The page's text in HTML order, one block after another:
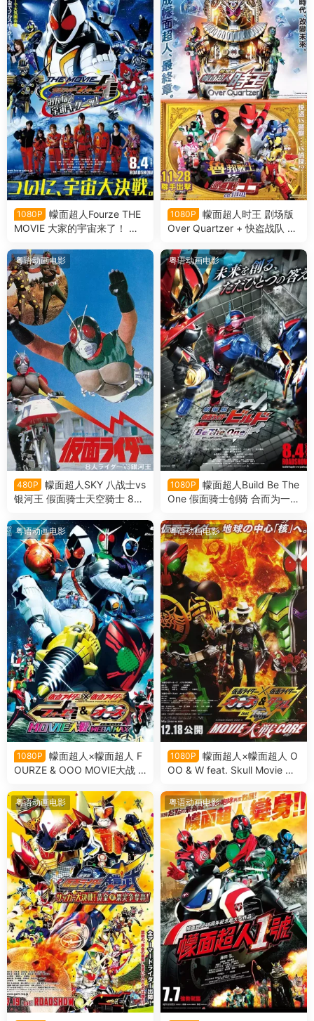
1080P
幪面超人Fourze THE
MOVIE 大家的宇宙来了！ 假
家的宇宙來了!粤语版
1080P
幪面超人时王 剧场版
Over Quartzer + 快盗战队 鲁
en film粤语版
粤语动画电影
480P
幪面超人SKY 八战士vs
银河王 假面骑士天空骑士 8大
粤语动画电影
1080P
幪面超人Build Be The
One 假面骑士创骑 合而为一粤
粤语动画电影
1080P
幪面超人×幪面超人 F
OURZE & OOO MOVIE大战 M
OOO & FOURZE MOVIE大战
MEGA MAX粤语版
粤语动画电影
1080P
幪面超人×幪面超人 O
OO & W feat. Skull Movie 大
OO & W feat. Skull Movie 大
战 Core粤语版
粤语动画电影 粤语动画电影